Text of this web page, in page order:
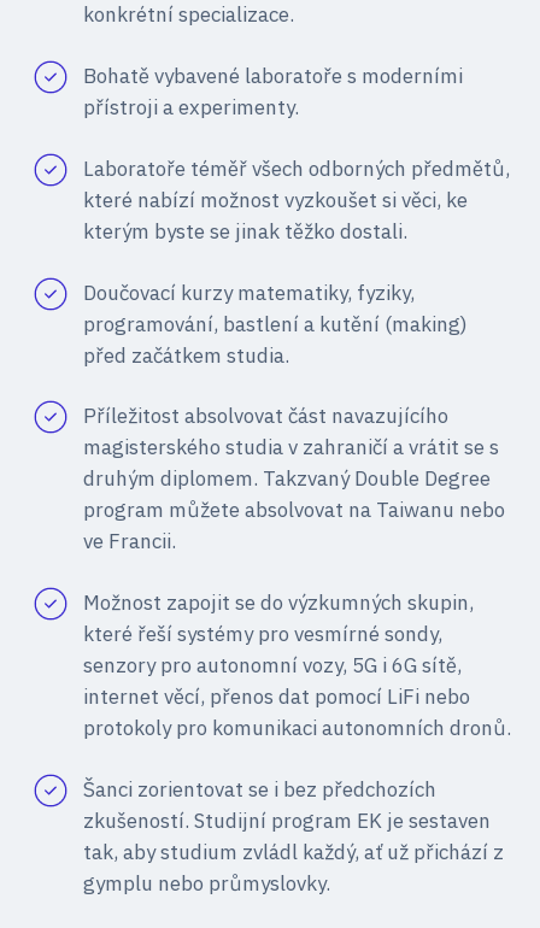
konkrétní specializace.
Bohatě vybavené laboratoře s moderními
přístroji a experimenty.
Laboratoře téměř všech odborných předmětů,
které nabízí možnost vyzkoušet si věci, ke
kterým byste se jinak těžko dostali.
Doučovací kurzy matematiky, fyziky,
programování, bastlení a kutění (making)
před začátkem studia.
Příležitost absolvovat část navazujícího
magisterského studia v zahraničí a vrátit se s
druhým diplomem. Takzvaný Double Degree
program můžete absolvovat na Taiwanu nebo
ve Francii.
Možnost zapojit se do výzkumných skupin,
které řeší systémy pro vesmírné sondy,
senzory pro autonomní vozy, 5G i 6G sítě,
internet věcí, přenos dat pomocí LiFi nebo
protokoly pro komunikaci autonomních dronů.
Šanci zorientovat se i bez předchozích
zkušeností. Studijní program EK je sestaven
tak, aby studium zvládl každý, ať už přichází z
gymplu nebo průmyslovky.